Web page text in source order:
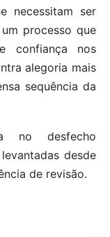
necessitam ser
processo que
confiança nos
alegoria mais
sequência da
no desfecho
desde
de revisão.